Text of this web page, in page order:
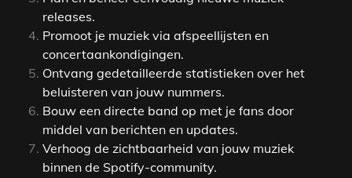
releases.
Promoot je muziek via afspeellijsten en
concertaankondigingen.
Ontvang gedetailleerde statistieken over het
beluisteren van jouw nummers.
Bouw een directe band op met je fans door
middel van berichten en updates.
Verhoog de zichtbaarheid van jouw muziek
binnen de Spotify-community.